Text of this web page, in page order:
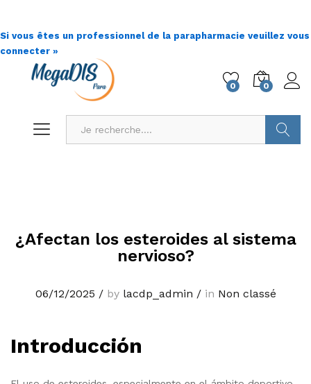
Si vous êtes un professionnel de la parapharmacie veuillez vous
connecter »
0 0
¿Afectan los esteroides al sistema
nervioso?
06/12/2025 /by lacdp_admin /in Non classé
Introducción